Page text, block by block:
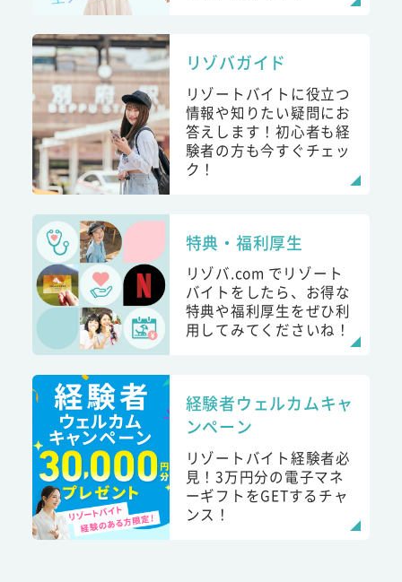
リゾバガイド
リゾートバイトに役立つ
情報や知りたい疑問にお
答えします！初心者も経
験者の方も今すぐチェッ
ク！
特典・福利厚生
リゾバ.com でリゾート
バイトをしたら、お得な
特典や福利厚生をぜひ利
用してみてくださいね！
経験者ウェルカムキャ
ンペーン
リゾートバイト経験者必
見！3万円分の電子マネ
ーギフトをGETするチャ
ンス！